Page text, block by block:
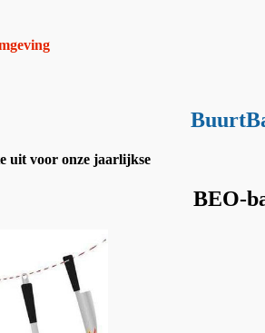
uit voor onze jaarlijkse
BEO-